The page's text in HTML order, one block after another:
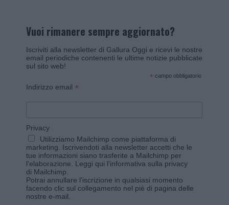
Vuoi rimanere sempre aggiornato?
Iscriviti alla newsletter di Gallura Oggi e ricevi le nostre
email periodiche contenenti le ultime notizie pubblicate
sul sito web!
* campo obbligatorio
Indirizzo email *
Privacy
Utilizziamo Mailchimp come piattaforma di
marketing. Iscrivendoti alla newsletter accetti che le
tue informazioni siano trasferite a Mailchimp per
l'elaborazione. Leggi qui l'informativa sulla privacy
di Mailchimp
Potrai annullare l'iscrizione in qualsiasi momento
facendo clic sul collegamento nel piè di pagina delle
nostre e-mail.